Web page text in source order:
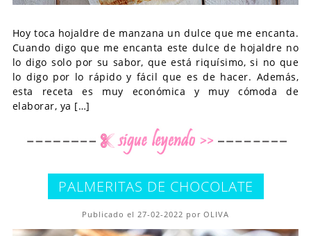
Hoy toca hojaldre de manzana un dulce que me encanta.
Cuando digo que me encanta este dulce de hojaldre no
lo digo solo por su sabor, que está riquísimo, si no que
lo digo por lo rápido y fácil que es de hacer. Además,
esta receta es muy económica y muy cómoda de
elaborar, ya […]
PALMERITAS DE CHOCOLATE
Publicado el 27-02-2022 por OLIVA